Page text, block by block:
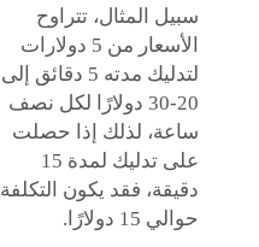
سبيل المثال، تتراوح
الأسعار من 5 دولارات
لتدليك مدته 5 دقائق إلى
20-30 دولارًا لكل نصف
ساعة، لذلك إذا حصلت
على تدليك لمدة 15
دقيقة، فقد يكون التكلفة
حوالي 15 دولارًا.